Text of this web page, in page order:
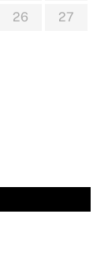
26
27